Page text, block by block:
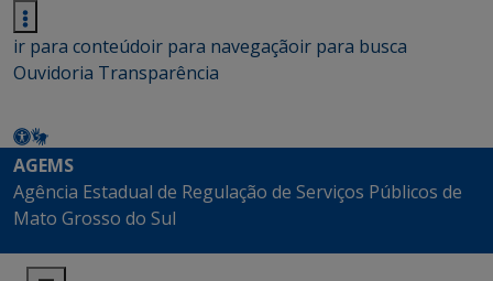
ir para conteúdoir para navegaçãoir para busca
Ouvidoria Transparência
AGEMS
Agência Estadual de Regulação de Serviços Públicos de
Mato Grosso do Sul